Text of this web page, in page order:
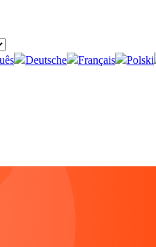
Deutsche Français Polski